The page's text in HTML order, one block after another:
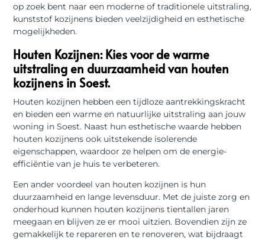
op zoek bent naar een moderne of traditionele uitstraling,
kunststof kozijnens bieden veelzijdigheid en esthetische
mogelijkheden.
Houten Kozijnen: Kies voor de warme
uitstraling en duurzaamheid van houten
kozijnens in Soest.
Houten kozijnen hebben een tijdloze aantrekkingskracht
en bieden een warme en natuurlijke uitstraling aan jouw
woning in Soest. Naast hun esthetische waarde hebben
houten kozijnens ook uitstekende isolerende
eigenschappen, waardoor ze helpen om de energie-
efficiëntie van je huis te verbeteren.
Een ander voordeel van houten kozijnen is hun
duurzaamheid en lange levensduur. Met de juiste zorg en
onderhoud kunnen houten kozijnens tientallen jaren
meegaan en blijven ze er mooi uitzien. Bovendien zijn ze
gemakkelijk te repareren en te renoveren, wat bijdraagt